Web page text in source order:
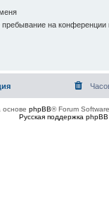
на конференции
основе phpBB® Forum
Русская поддержка phpBB